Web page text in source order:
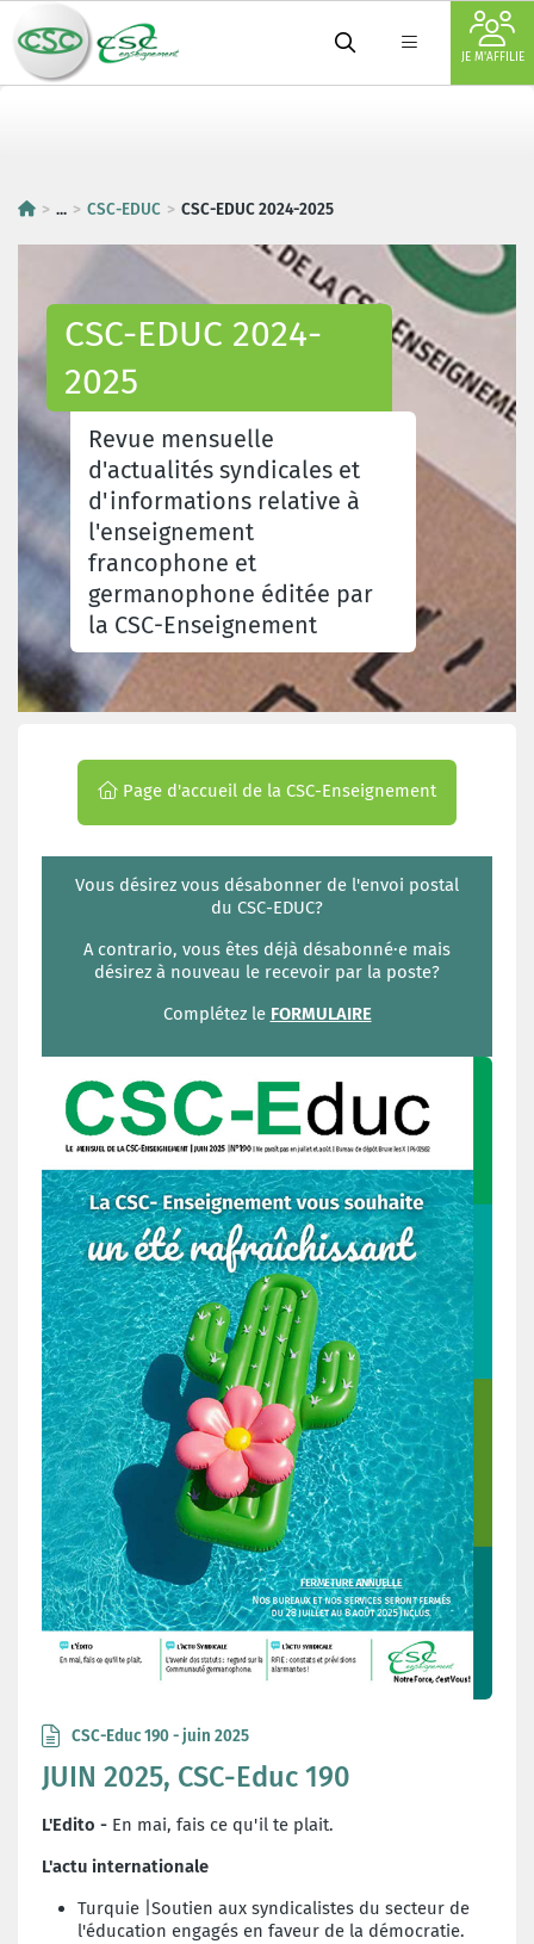
JE M'AFFILIE
... CSC-EDUC CSC-EDUC 2024-2025
CSC-EDUC 2024-
2025
Revue mensuelle
d'actualités syndicales et
d'informations relative à
l'enseignement
francophone et
germanophone éditée par
la CSC-Enseignement
Page d'accueil de la CSC-Enseignement
Vous désirez vous désabonner de l'envoi postal
du CSC-EDUC?
A contrario, vous êtes déjà désabonné·e mais
désirez à nouveau le recevoir par la poste?
Complétez le FORMULAIRE
CSC-Educ 190 - juin 2025
JUIN 2025, CSC-Educ 190
L'Edito - En mai, fais ce qu'il te plait.
L'actu internationale
Turquie |Soutien aux syndicalistes du secteur de
l'éducation engagés en faveur de la démocratie.